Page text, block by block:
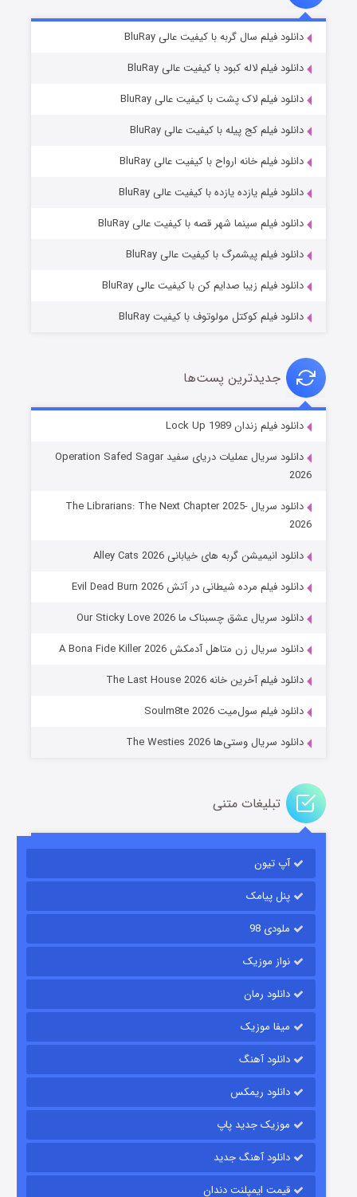
قسمت۶ (زیرنویس) منتشر شد
شوهر
عملیات آپارتمان
قسمت۲ (زیرنویس) منتشر شد
مردگان متحرک: شهر مرده ۳
قسمت
دانلود فیلم سال گربه با کیفیت عالی BluRay
دانلود فیلم لاله کبود با کیفیت عالی BluRay
دانلود فیلم لاک پشت با کیفیت عالی BluRay
دانلود فیلم کج‌ پیله با کیفیت عالی BluRay
دانلود فیلم خانه ارواح با کیفیت عالی BluRay
دانلود فیلم یازده یازده با کیفیت عالی BluRay
دانلود فیلم سینما شهر قصه با کیفیت عالی BluRay
دانلود فیلم پیشمرگ با کیفیت عالی BluRay
دانلود فیلم زیبا صدایم کن با کیفیت عالی BluRay
دانلود فیلم کوکتل مولوتوف با کیفیت BluRay
جدیدترین پست‌ها
دانلود فیلم زندان Lock Up 1989
دانلود سریال عملیات دریای سفید Operation Safed Sagar
2026
دانلود سریال The Librarians: The Next Chapter 2025-
2026
دانلود انیمیشن گربه های خیابانی Alley Cats 2026
دانلود فیلم مرده شیطانی در آتش Evil Dead Burn 2026
دانلود سریال عشق چسبناک ما Our Sticky Love 2026
دانلود سریال زن متاهل آدمکش A Bona Fide Killer 2026
دانلود فیلم آخرین خانه The Last House 2026
دانلود فیلم سول‌میت Soulm8te 2026
دانلود سریال وستی‌ها The Westies 2026
تبلیغات متنی
آپ تیون
پنل پیامک
ملودی 98
نواز موزیک
دانلود رمان
میفا موزیک
دانلود آهنگ
دانلود ریمکس
موزیک جدید پاپ
دانلود آهنگ جدید
قیمت ایمپلنت دندان